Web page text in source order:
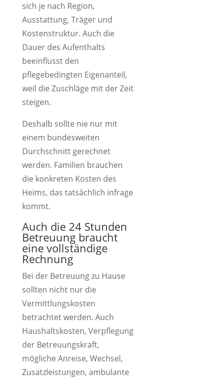
sich je nach Region,
Ausstattung, Träger und
Kostenstruktur. Auch die
Dauer des Aufenthalts
beeinflusst den
pflegebedingten Eigenanteil,
weil die Zuschläge mit der Zeit
steigen.
Deshalb sollte nie nur mit
einem bundesweiten
Durchschnitt gerechnet
werden. Familien brauchen
die konkreten Kosten des
Heims, das tatsächlich infrage
kommt.
Auch die 24 Stunden
Betreuung braucht
eine vollständige
Rechnung
Bei der Betreuung zu Hause
sollten nicht nur die
Vermittlungskosten
betrachtet werden. Auch
Haushaltskosten, Verpflegung
der Betreuungskraft,
mögliche Anreise, Wechsel,
Zusatzleistungen, ambulante